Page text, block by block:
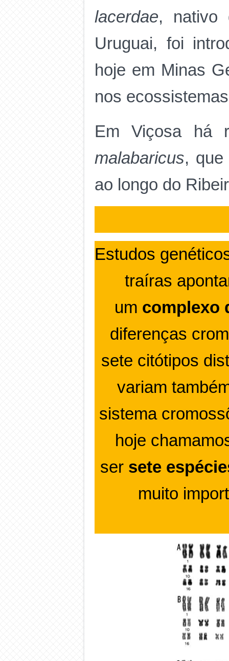
lacerdae, nativo
Uruguai, foi
hoje em Minas
nos
Em Viçosa há
malabaricus, que
ao longo do
Estudos
traíras
um complexo
diferenças
sete citótipos
variam
sistema
hoje
ser sete
muito